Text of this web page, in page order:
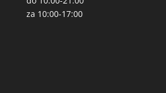
za 10:00-17:00